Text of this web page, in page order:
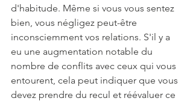
d'habitude. Même si vous vous sentez
bien, vous négligez peut-être
inconsciemment vos relations. S'il y a
eu une augmentation notable du
nombre de conflits avec ceux qui vous
entourent, cela peut indiquer que vous
devez prendre du recul et réévaluer ce